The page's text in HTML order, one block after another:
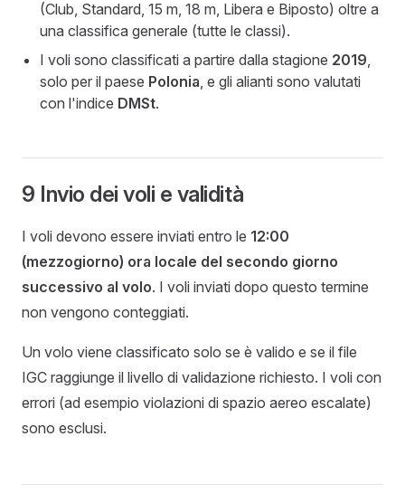
(Club, Standard, 15 m, 18 m, Libera e Biposto) oltre a
una classifica generale (tutte le classi).
I voli sono classificati a partire dalla stagione 2019,
solo per il paese Polonia, e gli alianti sono valutati
con l'indice DMSt.
9 Invio dei voli e validità
I voli devono essere inviati entro le 12:00
(mezzogiorno) ora locale del secondo giorno
successivo al volo. I voli inviati dopo questo termine
non vengono conteggiati.
Un volo viene classificato solo se è valido e se il file
IGC raggiunge il livello di validazione richiesto. I voli con
errori (ad esempio violazioni di spazio aereo escalate)
sono esclusi.